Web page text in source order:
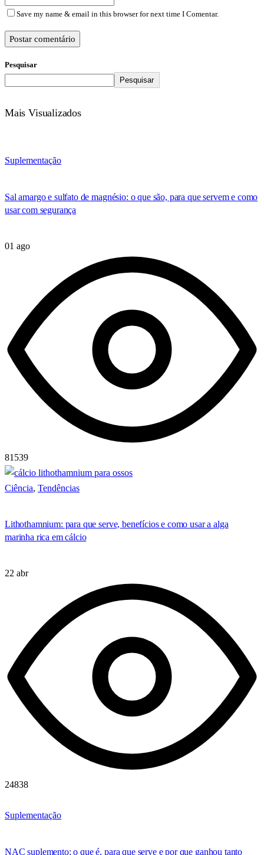
Save my name & email in this browser for next time I Comentar.
Postar comentário
Pesquisar
Pesquisar
Mais Visualizados
Suplementação
Sal amargo e sulfato de magnésio: o que são, para que servem e como
usar com segurança
01 ago
81539
Ciência, Tendências
Lithothamnium: para que serve, benefícios e como usar a alga
marinha rica em cálcio
22 abr
24838
Suplementação
NAC suplemento: o que é, para que serve e por que ganhou tanto